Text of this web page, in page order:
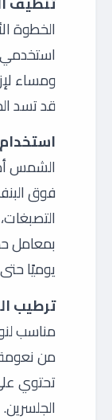
الخطوة
استخدمي
ومساء
قد تسد
الشمس
فوق
يوميًا
ترطيب
مناسب
من
تحتوي
الجلسرين.